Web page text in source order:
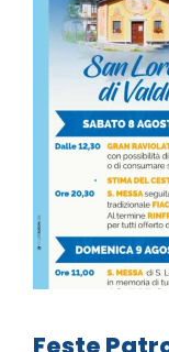
Feste